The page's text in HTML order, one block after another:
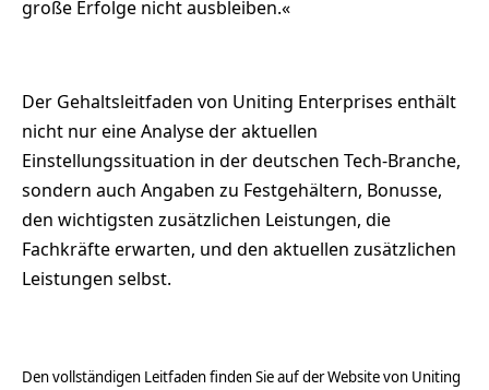
große Erfolge nicht ausbleiben.«
Der Gehaltsleitfaden von Uniting Enterprises enthält
nicht nur eine Analyse der aktuellen
Einstellungssituation in der deutschen Tech-Branche,
sondern auch Angaben zu Festgehältern, Bonusse,
den wichtigsten zusätzlichen Leistungen, die
Fachkräfte erwarten, und den aktuellen zusätzlichen
Leistungen selbst.
Den vollständigen Leitfaden finden Sie auf der Website von Uniting